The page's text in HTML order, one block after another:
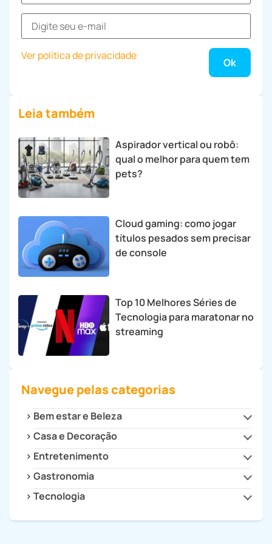
Ver política de privacidade
Leia também
Aspirador vertical ou robô:
qual o melhor para quem tem
pets?
Cloud gaming: como jogar
títulos pesados sem precisar
de console
Top 10 Melhores Séries de
Tecnologia para maratonar no
streaming
Navegue pelas categorias
Bem estar e Beleza
Beleza e Estilo
Saúde
Casa e Decoração
Cozinha
Decoração
Dicas para Casa
Eletrodomésticos
Entretenimento
Cultura
Filmes e Séries
Games
Gastronomia
Drinks e Bebidas
Tecnologia